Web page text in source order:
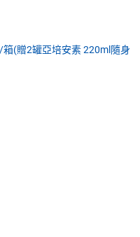
(贈2罐亞培安素 220ml隨身